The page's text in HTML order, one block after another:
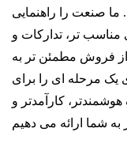
ما صنعت را راهنمایی
تر، تدارکات و
از فروش مطمئن تر به
یک مرحله ای را برای
کارآمدتر و